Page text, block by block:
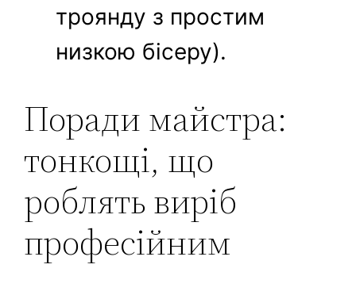
троянду з простим
низкою бісеру).
Поради майстра:
тонкощі, що
роблять виріб
професійним